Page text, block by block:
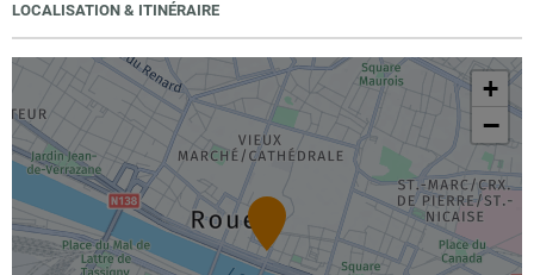
LOCALISATION & ITINÉRAIRE
+
−